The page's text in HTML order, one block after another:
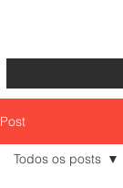
Post
Todos os posts